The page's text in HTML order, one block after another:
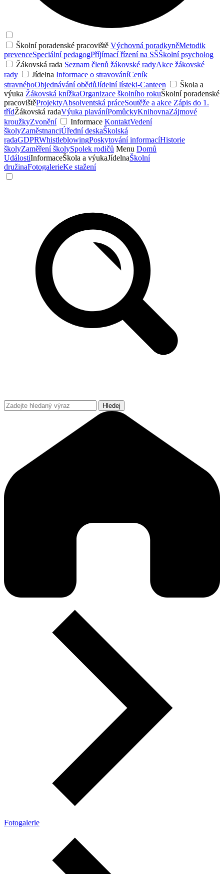
Školní poradenské pracoviště Výchovná poradkyněMetodik
prevenceSpeciální pedagogPříjímací řízení na SŠŠkolní psycholog
Žákovská rada Seznam členů žákovské radyAkce žákovské
rady
Jídelna Informace o stravováníCeník
stravnéhoObjednávání obědůJídelní lísteki-Canteen
Škola a
výuka Žákovská knížkaOrganizace školního rokuŠkolní poradenské
pracovištěProjektyAbsolventská práceSoutěže a akce Zápis do 1.
třídŽákovská radaVýuka plaváníPomůckyKnihovnaZájmové
kroužkyZvonění Informace KontaktVedení
školyZaměstnanciÚřední deskaŠkolská
radaGDPRWhistleblowingPoskytování informacíHistorie
školyZaměření školySpolek rodičů Menu Domů
UdálostiInformaceŠkola a výukaJídelnaŠkolní
družinaFotogalerieKe stažení
Fotogalerie